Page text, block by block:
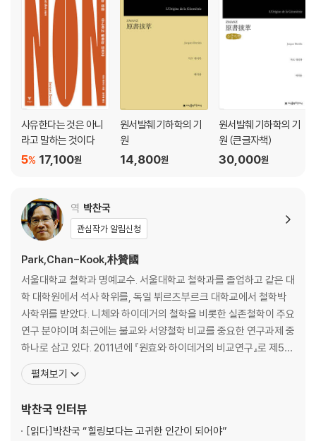
사유한다는 것은 아니
라고 말하는 것이다
17,100원
5%
원서발췌 기하학의 기
원
14,800원
원서발췌 기하학의 기
원 (큰글자책)
30,000원
역 박찬국
관심작가 알림신청
Park,Chan-Kook,朴贊國
서울대학교 철학과 명예교수. 서울대학교 철학과를 졸업하고 같은 대
학 대학원에서 석사 학위를, 독일 뷔르츠부르크 대학교에서 철학박
사학위를 받았다. 니체와 하이데거의 철학을 비롯한 실존철학이 주요
연구 분야이며 최근에는 불교와 서양철학 비교를 중요한 연구과제 중
하나로 삼고 있다. 2011년에 『원효와 하이데거의 비교연구』로 제5회
청송학술상, 2014년에 『니체와 불교』로 제5회 원효학술상, 2015년
에 『내재적 목적론』으로 제6회 운제철학상, 2016년에 논문 「유식불
상을 받았다. 그 외의 저서로 『들길의 사상가,
펼쳐보기
박찬국 인터뷰
[읽다]박찬국 “힐링보다는 고귀한 인간이 되어야”